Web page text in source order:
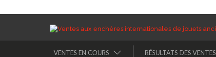
VENTES EN COURS RÉSULTATS DES VENTES